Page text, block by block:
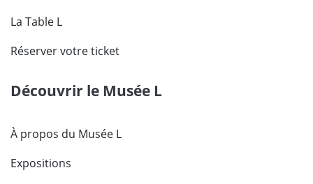
La Table L
Réserver votre ticket
Découvrir le Musée L
À propos du Musée L
Expositions